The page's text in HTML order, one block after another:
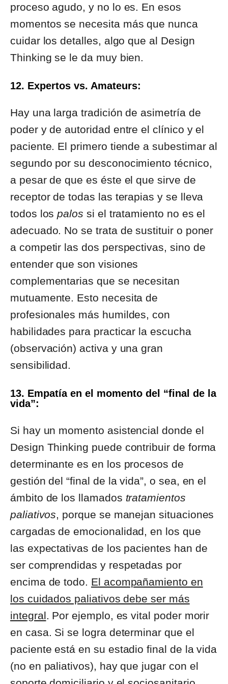
proceso agudo, y no lo es. En esos
momentos se necesita más que nunca
cuidar los detalles, algo que al Design
Thinking se le da muy bien.
12. Expertos vs. Amateurs:
Hay una larga tradición de asimetría de
poder y de autoridad entre el clínico y el
paciente. El primero tiende a subestimar al
segundo por su desconocimiento técnico,
a pesar de que es éste el que sirve de
receptor de todas las terapias y se lleva
todos lospalos si el tratamiento no es el
adecuado. No se trata de sustituir o poner
a competir las dos perspectivas, sino de
entender que son visiones
complementarias que se necesitan
mutuamente. Esto necesita de
profesionales más humildes, con
habilidades para practicar la escucha
(observación) activa y una gran
sensibilidad.
13. Empatía en el momento del “final de la
vida”:
Si hay un momento asistencial donde el
Design Thinking puede contribuir de forma
determinante es en los procesos de
gestión del “final de la vida”, o sea, en el
ámbito de los llamados tratamientos
paliativos , porque se manejan situaciones
cargadas de emocionalidad, en los que
las expectativas de los pacientes han de
ser comprendidas y respetadas por
encima de todo. El acompañamiento en
los cuidados paliativos debe ser más
integral . Por ejemplo, es vital poder morir
en casa. Si se logra determinar que el
paciente está en su estadio final de la vida
(no en paliativos), hay que jugar con el